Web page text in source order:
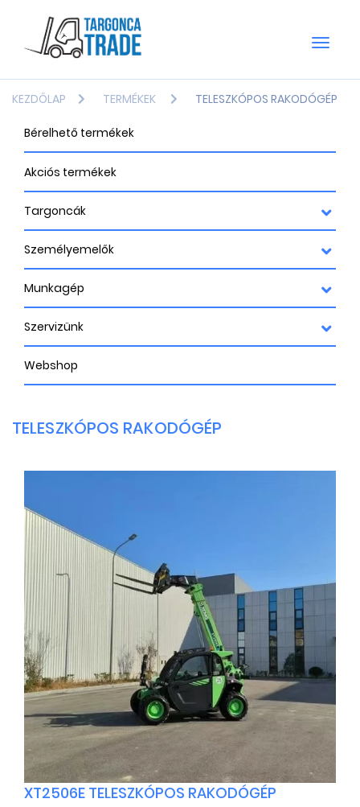
Toggle
KEZDŐLAP TERMÉKEK TELESZKÓPOS RAKODÓGÉP
Bérelhető termékek
Akciós termékek
Targoncák
Személyemelők
Munkagép
Szervizünk
Webshop
TELESZKÓPOS RAKODÓGÉP
XT2506E TELESZKÓPOS RAKODÓGÉP